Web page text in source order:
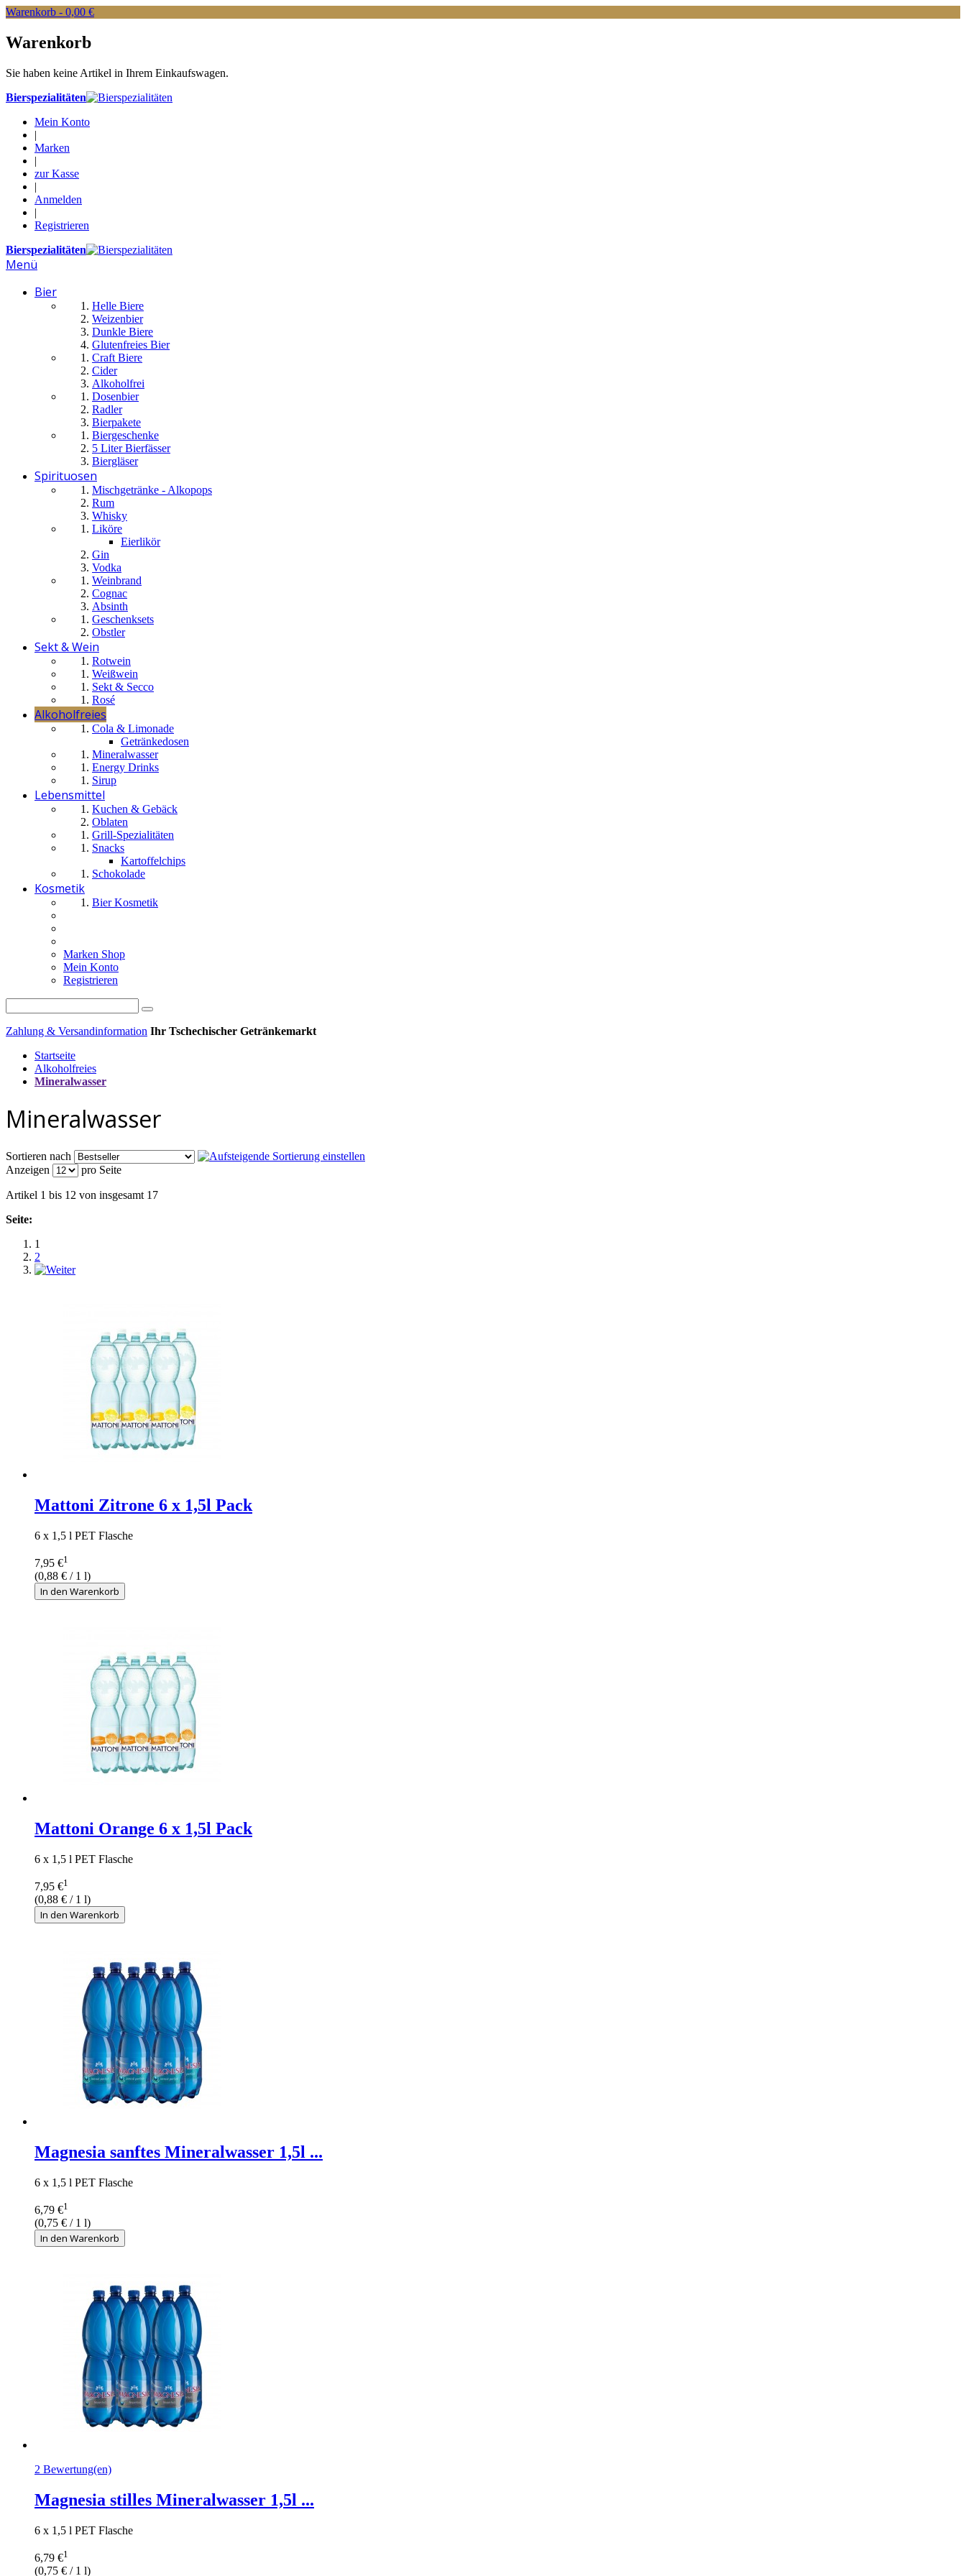
Warenkorb - 0,00 €
Warenkorb
Sie haben keine Artikel in Ihrem Einkaufswagen.
Bierspezialitäten
Mein Konto
|
Marken
|
zur Kasse
|
Anmelden
|
Registrieren
Bierspezialitäten
Menü
Bier
Helle Biere
Weizenbier
Dunkle Biere
Glutenfreies Bier
Craft Biere
Cider
Alkoholfrei
Dosenbier
Radler
Bierpakete
Biergeschenke
5 Liter Bierfässer
Biergläser
Spirituosen
Mischgetränke - Alkopops
Rum
Whisky
Liköre
Eierlikör
Gin
Vodka
Weinbrand
Cognac
Absinth
Geschenksets
Obstler
Sekt & Wein
Rotwein
Weißwein
Sekt & Secco
Rosé
Alkoholfreies
Cola & Limonade
Getränkedosen
Mineralwasser
Energy Drinks
Sirup
Lebensmittel
Kuchen & Gebäck
Oblaten
Grill-Spezialitäten
Snacks
Kartoffelchips
Schokolade
Kosmetik
Bier Kosmetik
Marken Shop
Mein Konto
Registrieren
Zahlung & Versandinformation Ihr Tschechischer Getränkemarkt
Startseite
Alkoholfreies
Mineralwasser
Mineralwasser
Sortieren nach
Anzeigen
pro Seite
Artikel 1 bis 12 von insgesamt 17
Seite:
1
2
Mattoni Zitrone 6 x 1,5l Pack
6 x 1,5 l PET Flasche
7,95 €1
(0,88 € / 1 l)
In den Warenkorb
Mattoni Orange 6 x 1,5l Pack
6 x 1,5 l PET Flasche
7,95 €1
(0,88 € / 1 l)
In den Warenkorb
Magnesia sanftes Mineralwasser 1,5l ...
6 x 1,5 l PET Flasche
6,79 €1
(0,75 € / 1 l)
In den Warenkorb
2 Bewertung(en)
Magnesia stilles Mineralwasser 1,5l ...
6 x 1,5 l PET Flasche
6,79 €1
(0,75 € / 1 l)